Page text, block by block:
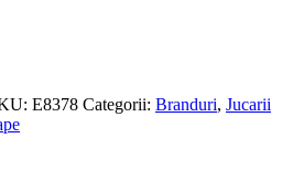
E8378 Categorii: Branduri, Jucarii